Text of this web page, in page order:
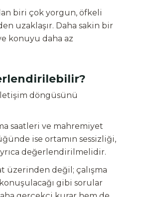
biri çok yorgun, öfkeli
uzaklaşır. Daha sakin bir
konuyu daha az
döngüsünü
saatleri ve mahremiyet
ise ortamın sessizliği,
değerlendirilmelidir.
üzerinden değil; çalışma
gibi sorular